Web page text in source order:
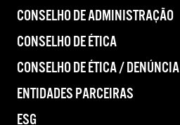
CONSELHO DE ADMINISTRAÇÃO
CONSELHO DE ÉTICA
CONSELHO DE ÉTICA / DENÚNCIA
ENTIDADES PARCEIRAS
ESG